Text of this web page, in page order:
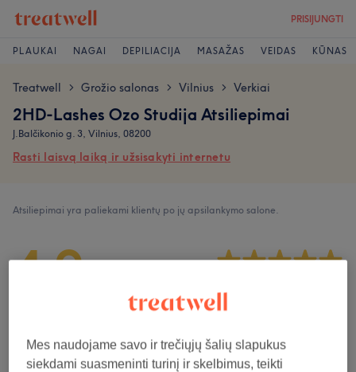
PRISIJUNGTI
PLAUKAI NAGAI DEPILIACIJA MASAŽAS VEIDAS KŪNAS
Treatwell > Grožio salonas > Vilnius > Verkiai
2HD-Lashes Ozo Studija Atsiliepimai
J.Balčikonio g. 3, Vilnius, 08200
Rasti laisvą laiką ir užsisakyti internetu
Atsiliepimai yra paliekami klientų po jų apsilankymo salone.
4,9
Švara
Mes naudojame savo ir trečiųjų šalių slapukus
siekdami suasmeninti turinį ir skelbimus, teikti